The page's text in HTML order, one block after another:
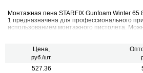
Монтажная пена STARFIX Gunfoam Winter 65
1 предназначена для профессионального
использованием монтажного пистолета.
Цена,
руб./шт.
527.36